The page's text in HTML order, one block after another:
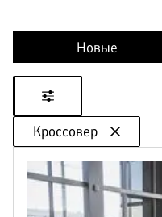
Новые
Кроссовер